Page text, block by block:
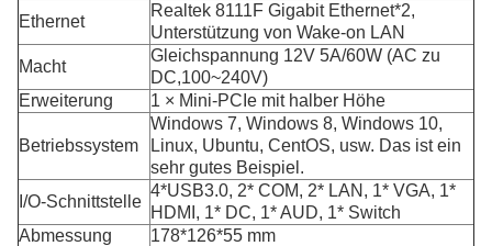
Ethernet
Realtek 8111F Gigabit Ethernet*2,
Unterstützung von Wake-on LAN
Macht
Gleichspannung 12V 5A/60W (AC zu
DC,100~240V)
Erweiterung
1 × Mini-PCIe mit halber Höhe
Betriebssystem
Windows 7, Windows 8, Windows 10,
Linux, Ubuntu, CentOS, usw. Das ist ein
sehr gutes Beispiel.
I/O-Schnittstelle
4*USB3.0, 2* COM, 2* LAN, 1* VGA, 1*
HDMI, 1* DC, 1* AUD, 1* Switch
Abmessung
178*126*55 mm